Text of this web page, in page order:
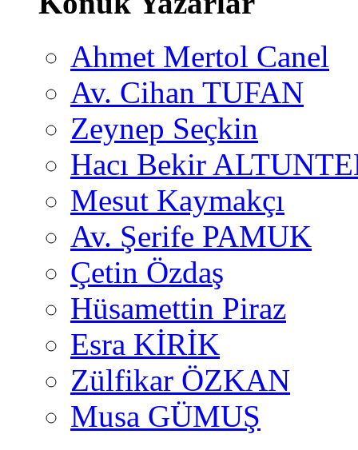
Ahmet Mertol Canel
Av. Cihan TUFAN
Zeynep Seçkin
Hacı Bekir
Mesut Kaymakçı
Av. Şerife PAMUK
Çetin Özdaş
Hüsamettin Piraz
Esra KİRİK
Zülfikar ÖZKAN
Musa GÜMUŞ